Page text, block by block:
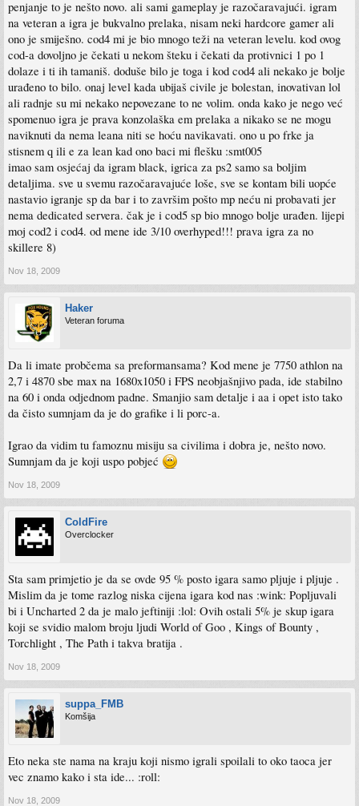
penjanje to je nešto novo. ali sami gameplay je razočaravajući. igram
na veteran a igra je bukvalno prelaka, nisam neki hardcore gamer ali
ono je smiješno. cod4 mi je bio mnogo teži na veteran levelu. kod ovog
cod-a dovoljno je čekati u nekom šteku i čekati da protivnici 1 po 1
dolaze i ti ih tamaniš. doduše bilo je toga i kod cod4 ali nekako je bolje
urađeno to bilo. onaj level kada ubijaš civile je bolestan, inovativan lol
ali radnje su mi nekako nepovezane to ne volim. onda kako je nego već
spomenuo igra je prava konzolaška em prelaka a nikako se ne mogu
naviknuti da nema leana niti se hoću navikavati. ono u po frke ja
stisnem q ili e za lean kad ono baci mi flešku :smt005
imao sam osjećaj da igram black, igrica za ps2 samo sa boljim
detaljima. sve u svemu razočaravajuće loše, sve se kontam bili uopće
nastavio igranje sp da bar i to završim pošto mp neću ni probavati jer
nema dedicated servera. čak je i cod5 sp bio mnogo bolje urađen. lijepi
moj cod2 i cod4. od mene ide 3/10 overhyped!!! prava igra za no
skillere 8)
Nov 18, 2009
Haker
Veteran foruma
Da li imate probčema sa preformansama? Kod mene je 7750 athlon na
2,7 i 4870 sbe max na 1680x1050 i FPS neobjašnjivo pada, ide stabilno
na 60 i onda odjednom padne. Smanjio sam detalje i aa i opet isto tako
da čisto sumnjam da je do grafike i li porc-a.
Igrao da vidim tu famoznu misiju sa civilima i dobra je, nešto novo.
Sumnjam da je koji uspo pobjeć
Nov 18, 2009
ColdFire
Overclocker
Sta sam primjetio je da se ovde 95 % posto igara samo pljuje i pljuje .
Mislim da je tome razlog niska cijena igara kod nas :wink: Popljuvali
bi i Uncharted 2 da je malo jeftiniji :lol: Ovih ostali 5% je skup igara
koji se svidio malom broju ljudi World of Goo , Kings of Bounty ,
Torchlight , The Path i takva bratija .
Nov 18, 2009
suppa_FMB
Komšija
Eto neka ste nama na kraju koji nismo igrali spoilali to oko taoca jer
vec znamo kako i sta ide... :roll:
Nov 18, 2009